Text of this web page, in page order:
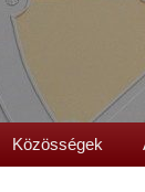
Közösségek